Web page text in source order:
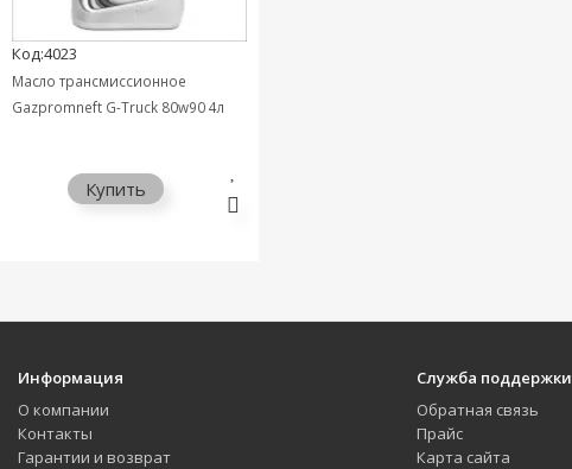
Код:4023
Масло трансмиссионное
Gazpromneft G-Truck 80w90 4л
Купить
Информация
О компании
Контакты
Гарантии и возврат
Служба поддержки
Обратная связь
Прайс
Карта сайта